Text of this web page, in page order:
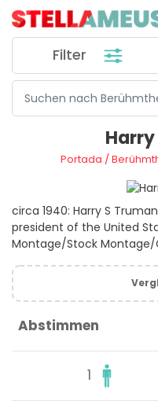
Filter
Harry
Portada /
circa 1940: Harry S
president of the United
Montage/Stock
Abstimmen
1